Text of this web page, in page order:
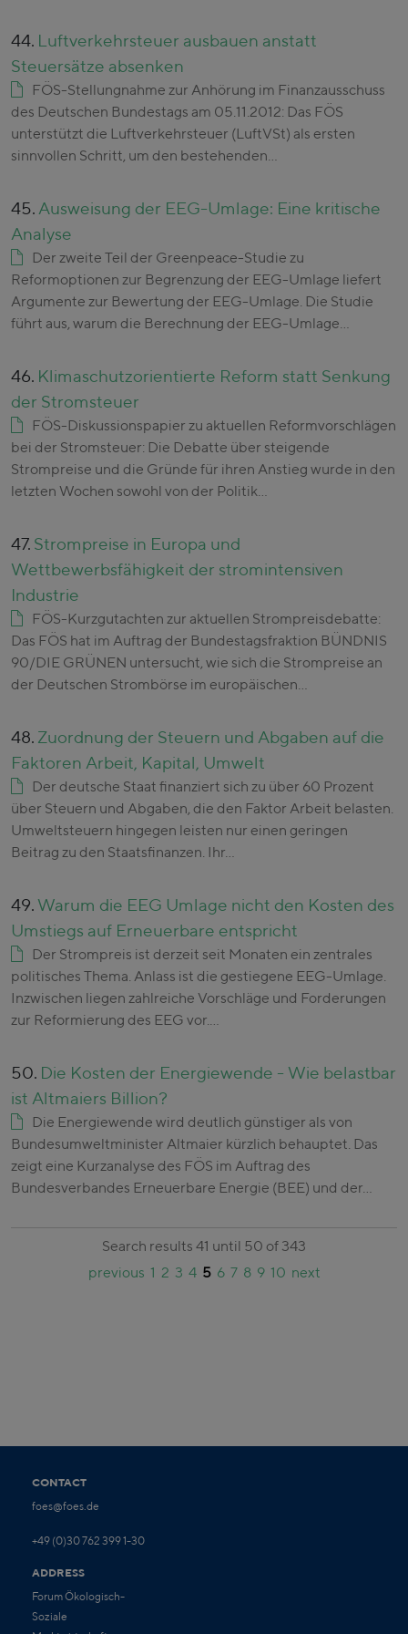
44. Luftverkehrsteuer ausbauen anstatt
Steuersätze absenken
FÖS-Stellungnahme zur Anhörung im Finanzausschuss
des Deutschen Bundestags am 05.11.2012: Das FÖS
unterstützt die Luftverkehrsteuer (LuftVSt) als ersten
sinnvollen Schritt, um den bestehenden…
45. Ausweisung der EEG-Umlage: Eine kritische
Analyse
Der zweite Teil der Greenpeace-Studie zu
Reformoptionen zur Begrenzung der EEG-Umlage liefert
Argumente zur Bewertung der EEG-Umlage. Die Studie
führt aus, warum die Berechnung der EEG-Umlage…
46. Klimaschutzorientierte Reform statt Senkung
der Stromsteuer
FÖS-Diskussionspapier zu aktuellen Reformvorschlägen
bei der Stromsteuer: Die Debatte über steigende
Strompreise und die Gründe für ihren Anstieg wurde in den
letzten Wochen sowohl von der Politik…
47. Strompreise in Europa und
Wettbewerbsfähigkeit der stromintensiven
Industrie
FÖS-Kurzgutachten zur aktuellen Strompreisdebatte:
Das FÖS hat im Auftrag der Bundestagsfraktion BÜNDNIS
90/DIE GRÜNEN untersucht, wie sich die Strompreise an
der Deutschen Strombörse im europäischen…
48. Zuordnung der Steuern und Abgaben auf die
Faktoren Arbeit, Kapital, Umwelt
Der deutsche Staat finanziert sich zu über 60 Prozent
über Steuern und Abgaben, die den Faktor Arbeit belasten.
Umweltsteuern hingegen leisten nur einen geringen
Beitrag zu den Staatsfinanzen. Ihr…
49.Warum die EEG Umlage nicht den Kosten des
Umstiegs auf Erneuerbare entspricht
Der Strompreis ist derzeit seit Monaten ein zentrales
politisches Thema. Anlass ist die gestiegene EEG-Umlage.
Inzwischen liegen zahlreiche Vorschläge und Forderungen
zur Reformierung des EEG vor.…
50. Die Kosten der Energiewende - Wie belastbar
ist Altmaiers Billion?
Die Energiewende wird deutlich günstiger als von
Bundesumweltminister Altmaier kürzlich behauptet. Das
zeigt eine Kurzanalyse des FÖS im Auftrag des
Bundesverbandes Erneuerbare Energie (BEE) und der…
Search results 41 until 50 of 343
previous 1 2 3 4 5 6 7 8 9 10 next
CONTACT
foes@foes.de
+49 (0)30 762 399 1-30
ADDRESS
Forum Ökologisch-
Soziale